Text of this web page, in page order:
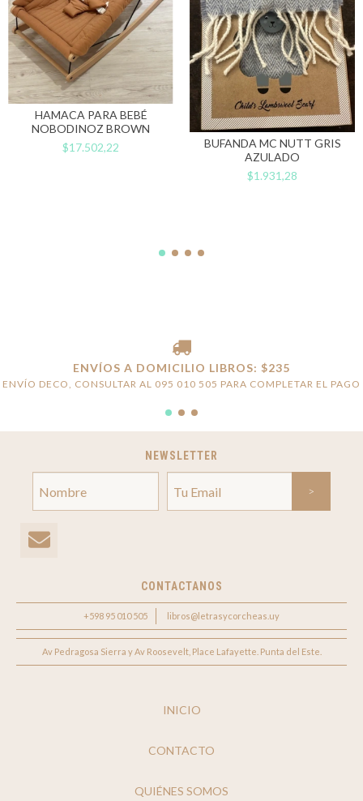
HAMACA PARA BEBÉ
NOBODINOZ BROWN
$17.502,22
BUFANDA MC NUTT GRIS
AZULADO
$1.931,28
ENVÍOS A DOMICILIO LIBROS: $235
ENVÍO DECO, CONSULTAR AL 095 010 505 PARA COMPLETAR EL PAGO
NEWSLETTER
CONTACTANOS
+598 95 010 505 libros@letrasycorcheas.uy
Av Pedragosa Sierra y Av Roosevelt, Place Lafayette. Punta del Este.
INICIO
CONTACTO
QUIÉNES SOMOS